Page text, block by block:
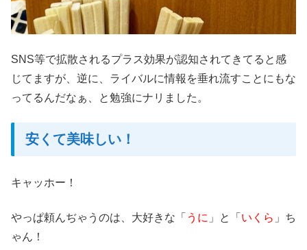
SNS等で拡散されるプラス効果が認知されてきてると感
じてますが、逆に、ライバルに情報を垂れ流すことにもな
ってるんだなぁ、と勉強にナリました。
安くて美味しい！
キャッホー！
やっぱ頼んぢゃうのは、大好きな「 うに 」と「 いくら 」ち
ゃん！